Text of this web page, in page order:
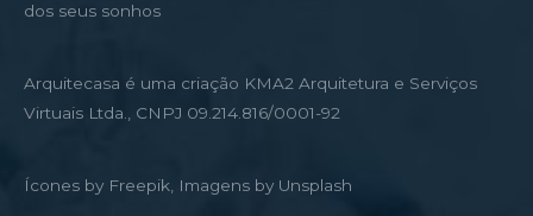
dos seus sonhos
Arquitecasa é uma criação KMA2 Arquitetura e Serviços
Virtuais Ltda., CNPJ 09.214.816/0001-92
Ícones by Freepik, Imagens by Unsplash